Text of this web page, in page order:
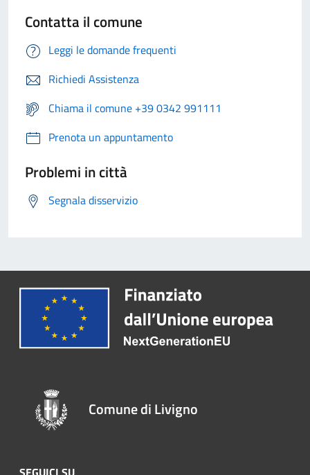
Contatta il comune
Leggi le domande frequenti
Richiedi Assistenza
Chiama il comune +39 0342 991111
Prenota un appuntamento
Problemi in città
Segnala disservizio
Comune di Livigno